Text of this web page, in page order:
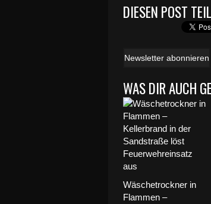
DIESEN POST
Newsletter abonnieren
WAS DIR AUCH
Wäschetrockner in
Flammen –